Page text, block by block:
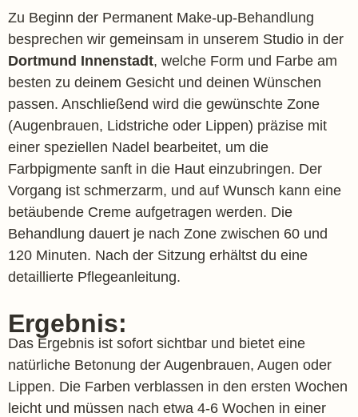
Zu Beginn der Permanent Make-up-Behandlung
besprechen wir gemeinsam in unserem Studio in der
Dortmund Innenstadt, welche Form und Farbe am
besten zu deinem Gesicht und deinen Wünschen
passen. Anschließend wird die gewünschte Zone
(Augenbrauen, Lidstriche oder Lippen) präzise mit
einer speziellen Nadel bearbeitet, um die
Farbpigmente sanft in die Haut einzubringen. Der
Vorgang ist schmerzarm, und auf Wunsch kann eine
betäubende Creme aufgetragen werden. Die
Behandlung dauert je nach Zone zwischen 60 und
120 Minuten. Nach der Sitzung erhältst du eine
detaillierte Pflegeanleitung.
Ergebnis:
Das Ergebnis ist sofort sichtbar und bietet eine
natürliche Betonung der Augenbrauen, Augen oder
Lippen. Die Farben verblassen in den ersten Wochen
leicht und müssen nach etwa 4-6 Wochen in einer